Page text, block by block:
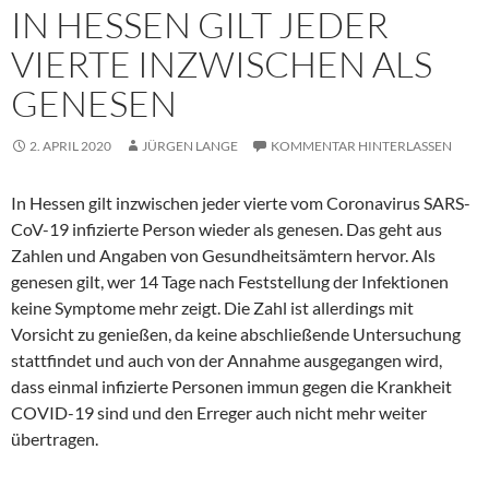
IN HESSEN GILT JEDER
VIERTE INZWISCHEN ALS
GENESEN
2. APRIL 2020 JÜRGEN LANGE KOMMENTAR HINTERLASSEN
In Hessen gilt inzwischen jeder vierte vom Coronavirus SARS-
CoV-19 infizierte Person wieder als genesen. Das geht aus
Zahlen und Angaben von Gesundheitsämtern hervor. Als
genesen gilt, wer 14 Tage nach Feststellung der Infektionen
keine Symptome mehr zeigt. Die Zahl ist allerdings mit
Vorsicht zu genießen, da keine abschließende Untersuchung
stattfindet und auch von der Annahme ausgegangen wird,
dass einmal infizierte Personen immun gegen die Krankheit
COVID-19 sind und den Erreger auch nicht mehr weiter
übertragen.